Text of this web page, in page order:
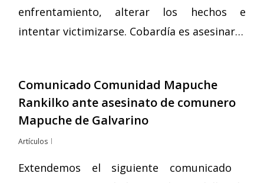
enfrentamiento, alterar los hechos e
intentar victimizarse. Cobardía es asesinar…
Comunicado Comunidad Mapuche
Rankilko ante asesinato de comunero
Mapuche de Galvarino
Artículos
Extendemos el siguiente comunicado